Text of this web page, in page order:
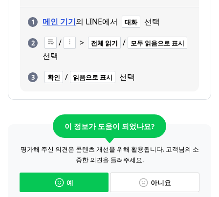
메인 기기의 LINE에서 대화
선택
/
> 전체 읽기 / 모두 읽음으로 표시
선택
확인 / 읽음으로 표시 선택
이 정보가 도움이 되었나요?
평가해 주신 의견은 콘텐츠 개선을 위해 활용됩니다. 고객님의 소
중한 의견을 들려주세요.
예 아니요